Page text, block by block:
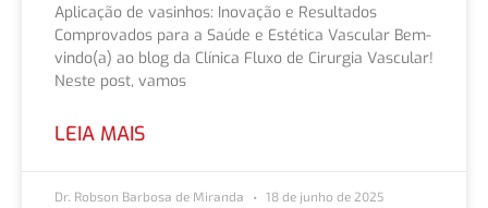
Aplicação de vasinhos: Inovação e Resultados
Comprovados para a Saúde e Estética Vascular Bem-
vindo(a) ao blog da Clínica Fluxo de Cirurgia Vascular!
Neste post, vamos
LEIA MAIS
Dr. Robson Barbosa de Miranda 18 de junho de 2025